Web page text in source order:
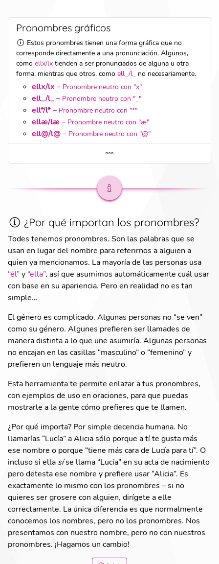
Pronombres gráficos
Estos pronombres tienen una forma gráfica que no
corresponde directamente a una pronunciación. Algunos,
como ellx/lx tienden a ser pronunciados de alguna u otra
forma, mientras que otros, como ell_/l_ no necesariamente.
ellx/lx – Pronombre neutro con "x"
ell_/l_ – Pronombre neutro con "_"
ell*/l* – Pronombre neutro con "*"
ellæ/læ – Pronombre neutro con "æ"
ell@/l@ – Pronombre neutro con "@"
¿Por qué importan los pronombres?
Todes tenemos pronombres. Son las palabras que se
usan en lugar del nombre para referirnos a alguien a
quien ya mencionamos. La mayoría de las personas usa
“él” y “ella”, así que asumimos automáticamente cuál usar
con base en su apariencia. Pero en realidad no es tan
simple…
El género es complicado. Algunas personas no “se ven”
como su género. Algunes prefieren ser llamades de
manera distinta a lo que une asumiría. Algunas personas
no encajan en las casillas “masculino” o “femenino” y
prefieren un lenguaje más neutro.
Esta herramienta te permite enlazar a tus pronombres,
con ejemplos de uso en oraciones, para que puedas
mostrarle a la gente cómo prefieres que te llamen.
¿Por qué importa? Por simple decencia humana. No
llamarías “Lucía” a Alicia sólo porque a tí te gusta más
ese nombre o porque “tiene más cara de Lucía para tí”. O
incluso si ella síse llama “Lucía” en su acta de nacimiento
pero detesta ese nombre y prefiere usar “Alicia”. Es
exactamente lo mismo con los pronombres – si no
quieres ser grosere con alguien, dirígete a elle
correctamente. La única diferencia es que normalmente
conocemos los nombres, pero no los pronombres. Nos
presentamos con nuestro nombre, pero no con nuestros
pronombres. ¡Hagamos un cambio!